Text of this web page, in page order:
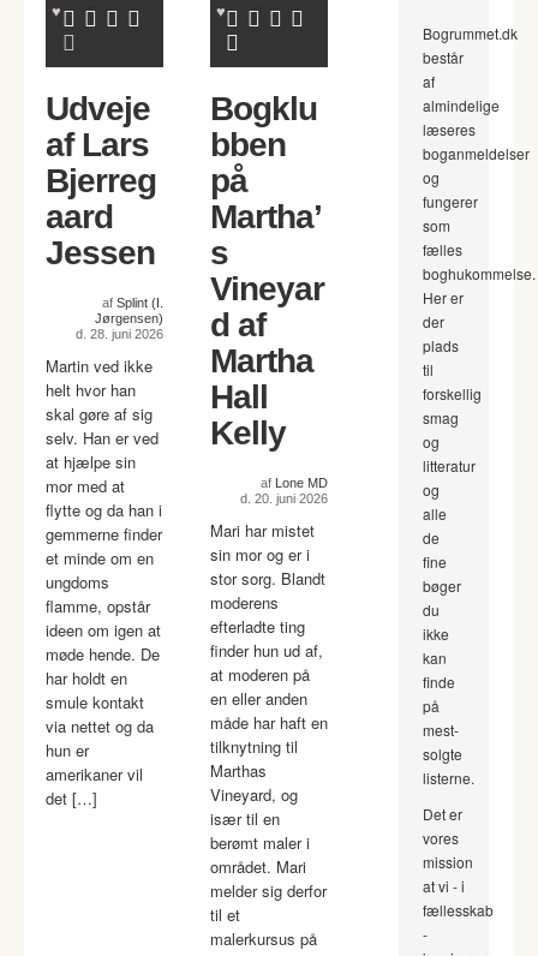
Udveje
af Lars
Bjerreg
aard
Jessen
af Splint (I.
Jørgensen)
d. 28. juni 2026
Martin ved ikke
helt hvor han
skal gøre af sig
selv. Han er ved
at hjælpe sin
mor med at
flytte og da han i
gemmerne finder
et minde om en
ungdoms
flamme, opstår
ideen om igen at
møde hende. De
har holdt en
smule kontakt
via nettet og da
hun er
amerikaner vil
det […]
Bogklu
bben
på
Martha’
s
Vineyar
d af
Martha
Hall
Kelly
af Lone MD
d. 20. juni 2026
Mari har mistet
sin mor og er i
stor sorg. Blandt
moderens
efterladte ting
finder hun ud af,
at moderen på
en eller anden
måde har haft en
tilknytning til
Marthas
Vineyard, og
især til en
berømt maler i
området. Mari
melder sig derfor
til et
malerkursus på
Bogrummet.dk
består
af
almindelige
læseres
boganmeldelser
og
fungerer
som
fælles
boghukommelse.
Her er
der
plads
til
forskellig
smag
og
litteratur
og
alle
de
fine
bøger
du
ikke
kan
finde
på
mest-
solgte
listerne.
Det er
vores
mission
at vi - i
fællesskab
-